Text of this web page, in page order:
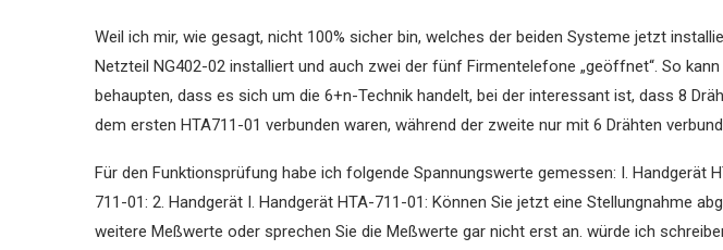
Weil ich mir, wie gesagt, nicht 100% sicher bin, welches der beiden Systeme jetzt
Netzteil NG402-02 installiert und auch zwei der fünf Firmentelefone „geöffnet“. So
behaupten, dass es sich um die 6+n-Technik handelt, bei der interessant ist, dass 8
dem ersten HTA711-01 verbunden waren, während der zweite nur mit 6 Drähten
Für den Funktionsprüfung habe ich folgende Spannungswerte gemessen: I. Handgerät
711-01: 2. Handgerät I. Handgerät HTA-711-01: Können Sie jetzt eine Stellungnahme
weitere Meßwerte oder sprechen Sie die Meßwerte gar nicht erst an. würde ich